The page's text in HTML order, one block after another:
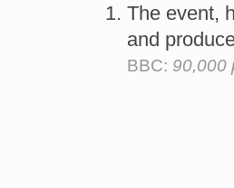
The event,
and
BBC: 90,000